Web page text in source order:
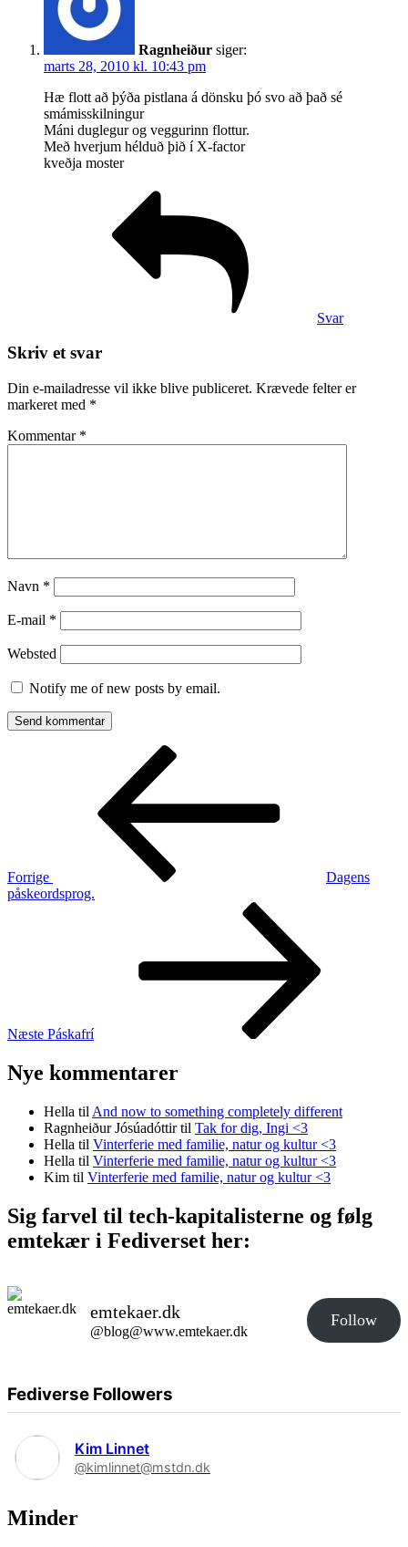
Ragnheiður siger:
marts 28, 2010 kl. 10:43 pm
Hæ flott að þýða pistlana á dönsku þó svo að það sé
smámisskilningur
Máni duglegur og veggurinn flottur.
Með hverjum hélduð þið í X-factor
kveðja moster
Svar
Skriv et svar
Din e-mailadresse vil ikke blive publiceret. Krævede felter er
markeret med *
Kommentar *
Navn *
E-mail *
Websted
Notify me of new posts by email.
Indlægsnavigation
Forrige
Dagens
påskeordsprog.
Næste Páskafrí
Nye kommentarer
Hella til And now to something completely different
Ragnheiður Jósúadóttirtil Tak for dig, Ingi <3
Hella til Vinterferie med familie, natur og kultur <3
Hella til Vinterferie med familie, natur og kultur <3
Kim til Vinterferie med familie, natur og kultur <3
Sig farvel til tech-kapitalisterne og følg
emtekær i Fediverset her:
emtekaer.dk
@blog@www.emtekaer.dk
Follow
Fediverse Followers
Kim Linnet
@kimlinnet@mstdn.dk
Minder